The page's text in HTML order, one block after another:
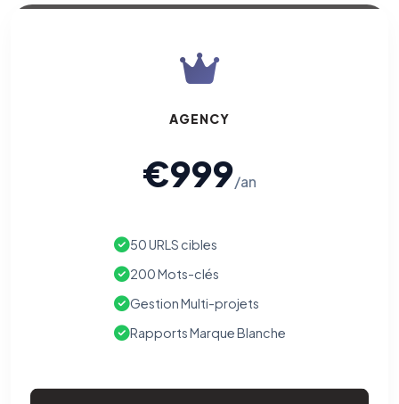
AGENCY
€999/an
50 URLS cibles
200 Mots-clés
Gestion Multi-projets
Rapports Marque Blanche